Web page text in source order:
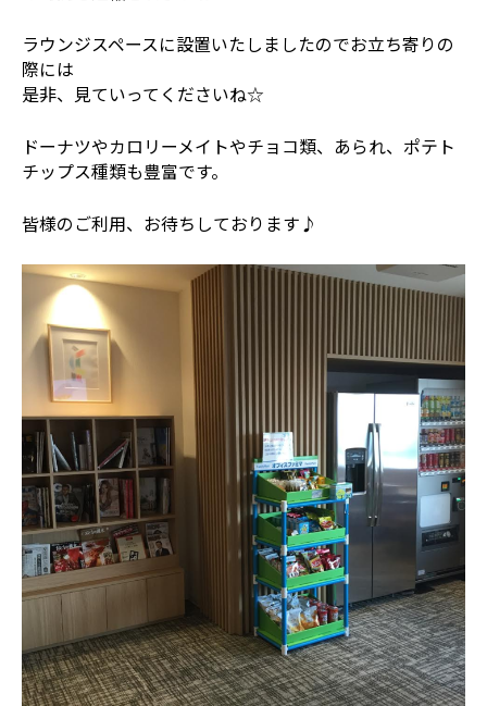
ラウンジスペースに設置いたしましたのでお立ち寄りの
際には
是非、見ていってくださいね☆
ドーナツやカロリーメイトやチョコ類、あられ、ポテト
チップス種類も豊富です。
皆様のご利用、お待ちしております♪